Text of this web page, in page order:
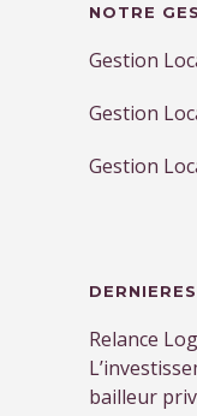
NOTRE
Gestion
Gestion
Gestion
Relance
bailleur